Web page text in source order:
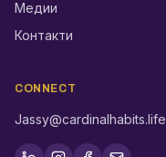
Медии
Контакти
CONNECT
Jassy@cardinalhabits.life